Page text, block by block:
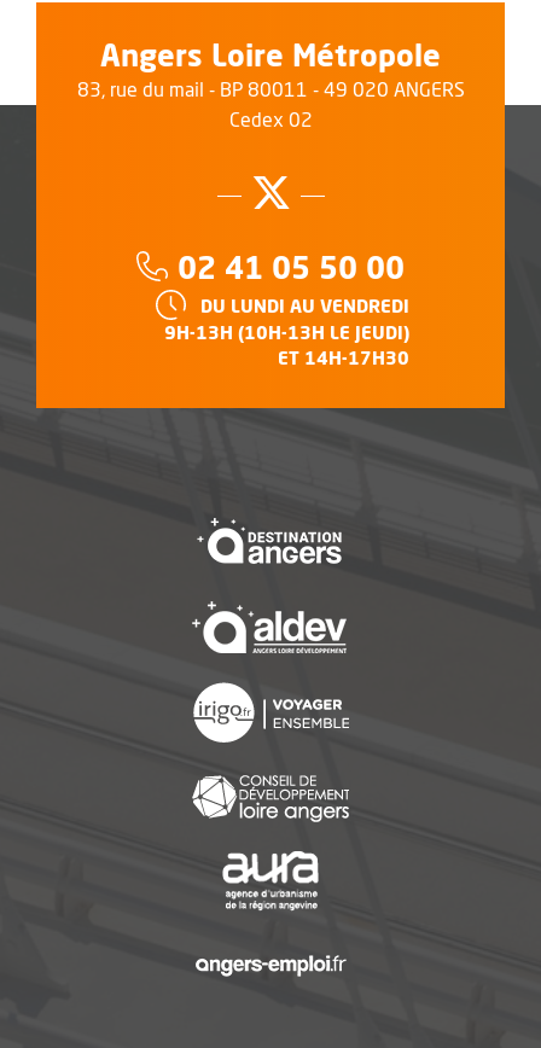
Angers Loire Métropole
83, rue du mail - BP 80011 - 49 020 ANGERS
Cedex 02
Suivez-nous
, Ouvre une
Téléphone :
02 41 05 50 00
HORAIRES :
DU LUNDI AU VENDREDI
9H-13H (10H-13H LE JEUDI)
ET 14H-17H30